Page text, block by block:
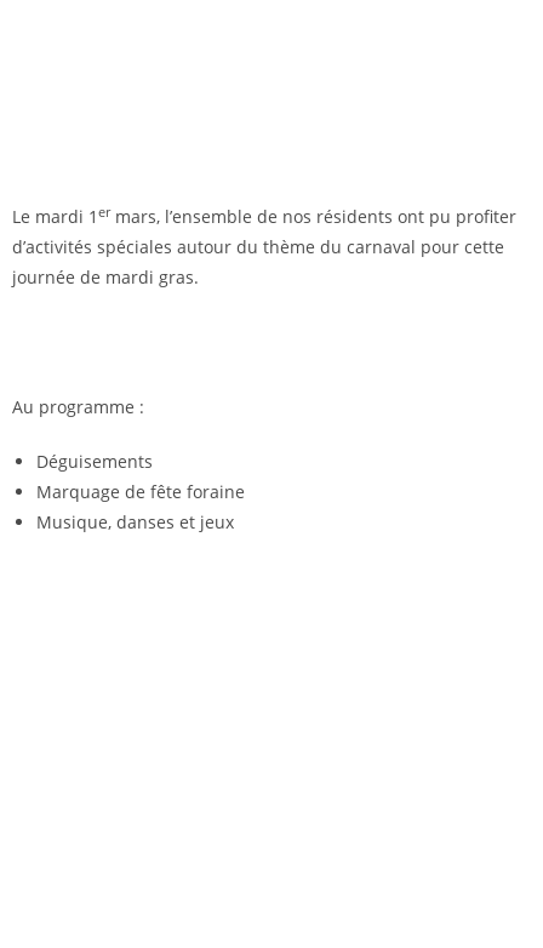
Le mardi 1 ermars, l’ensemble de nos résidents ont pu profiter
d’activités spéciales autour du thème du carnaval pour cette
journée de mardi gras.
Au programme :
Déguisements
Marquage de fête foraine
Musique, danses et jeux